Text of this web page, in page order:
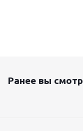
Ранее вы